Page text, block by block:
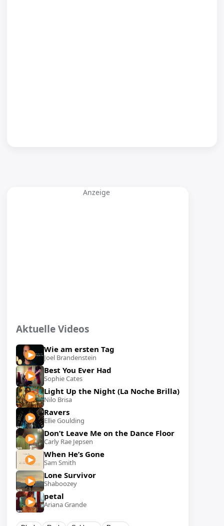
Anzeige
Aktuelle Videos
Wie am ersten Tag
Joel Brandenstein
Best You Ever Had
Sophie Cates
Light Up the Night (La Noche Brilla)
Nilo Brisa
Ravers
Ellie Goulding
Don’t Leave Me on the Dance Floor
Carly Rae Jepsen
When He’s Gone
Sam Smith
Lone Survivor
Shaboozey
petal
Ariana Grande